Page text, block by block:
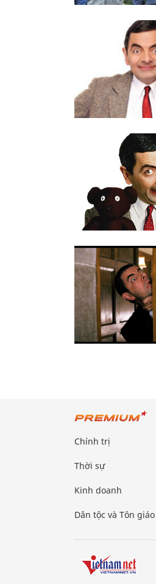
Chính trị
Thời sự
Kinh doanh
Dân tộc và Tôn giáo